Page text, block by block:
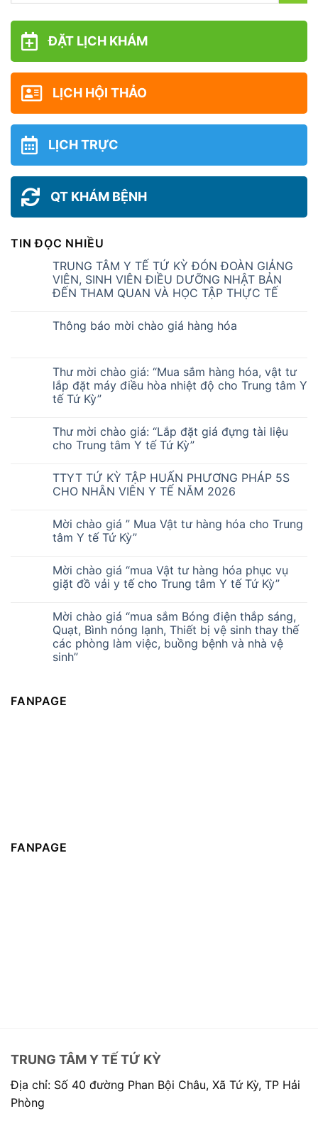
ĐẶT LỊCH KHÁM
LỊCH HỘI THẢO
LỊCH TRỰC
QT KHÁM BỆNH
TIN ĐỌC NHIỀU
TRUNG TÂM Y TẾ TỨ KỲ ĐÓN ĐOÀN GIẢNG
VIÊN, SINH VIÊN ĐIỀU DƯỠNG NHẬT BẢN
ĐẾN THAM QUAN VÀ HỌC TẬP THỰC TẾ
Thông báo mời chào giá hàng hóa
Thư mời chào giá: “Mua sắm hàng hóa, vật tư
lắp đặt máy điều hòa nhiệt độ cho Trung tâm Y
tế Tứ Kỳ”
Thư mời chào giá: “Lắp đặt giá đựng tài liệu
cho Trung tâm Y tế Tứ Kỳ”
TTYT TỨ KỲ TẬP HUẤN PHƯƠNG PHÁP 5S
CHO NHÂN VIÊN Y TẾ NĂM 2026
Mời chào giá ” Mua Vật tư hàng hóa cho Trung
tâm Y tế Tứ Kỳ”
Mời chào giá “mua Vật tư hàng hóa phục vụ
giặt đồ vải y tế cho Trung tâm Y tế Tứ Kỳ”
Mời chào giá “mua sắm Bóng điện thắp sáng,
Quạt, Bình nóng lạnh, Thiết bị vệ sinh thay thế
các phòng làm việc, buồng bệnh và nhà vệ
sinh”
FANPAGE
FANPAGE
TRUNG TÂM Y TẾ TỨ KỲ
Địa chỉ: Số 40 đường Phan Bội Châu, Xã Tứ Kỳ, TP Hải
Phòng